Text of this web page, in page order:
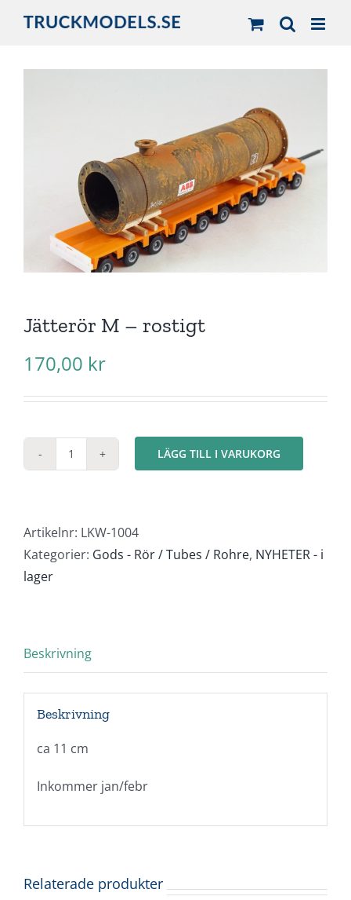
Jätterör M – rostigt
170,00 kr
Jätterör
rostigt
mängd
LÄGG TILL I VARUKORG
Artikelnr: LKW-1004
Kategorier: Gods - Rör / Tubes / Rohre, NYHETER - i
lager
Beskrivning
Beskrivning
ca 11 cm
Inkommer jan/febr
Relaterade produkter